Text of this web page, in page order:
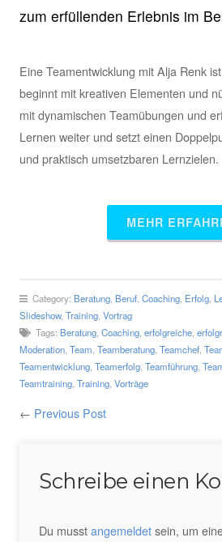
zum erfüllenden Erlebnis im
Eine Teamentwicklung mit Alja Renk
beginnt mit kreativen Elementen und
mit dynamischen Teamübungen und
Lernen weiter und setzt einen
und praktisch umsetzbaren Lernzielen.
MEHR
Category: Beratung Beruf Coaching Erfolg
Slideshow, Training Vortrag
Tags: Beratung Coaching erfolgreiche
Moderation Team Teamberatung Teamchef
Teamentwicklung Teamerfolg Teamführung
Teamtraining Training Vorträge
← Previous Post
Schreibe einen
Du musstangemeldetsein, um